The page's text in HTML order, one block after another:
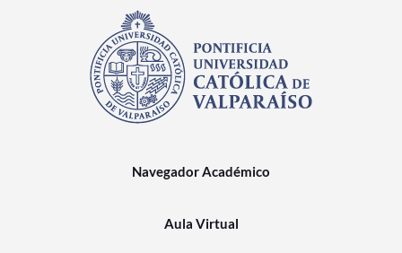
Navegador Académico
Aula Virtual